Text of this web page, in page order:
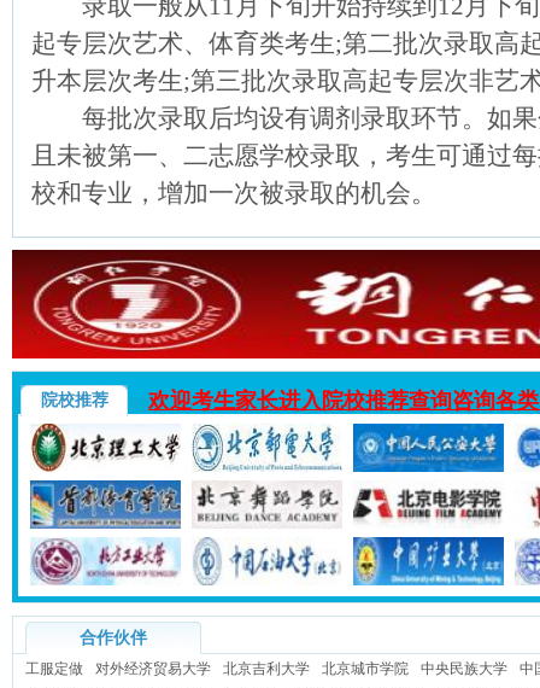
录取一般从11月下旬开始持续到12月下旬
起专层次艺术、体育类考生;第二批次录取高
升本层次考生;第三批次录取高起专层次非艺
每批次录取后均设有调剂录取环节。如果
且未被第一、二志愿学校录取，考生可通过
校和专业，增加一次被录取的机会。
院校推荐 欢迎考生家长进入院校推荐查询咨询各
合作伙伴
工服定做 对外经济贸易大学 北京吉利大学 北京城市学院 中央民族大学
中